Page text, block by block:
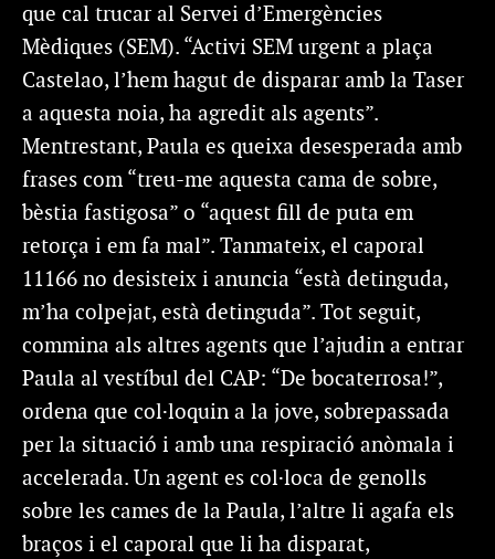
que cal trucar al Servei d’Emergències
Mèdiques (SEM). “Activi SEM urgent a plaça
Castelao, l’hem hagut de disparar amb la Taser
a aquesta noia, ha agredit als agents”.
Mentrestant, Paula es queixa desesperada amb
frases com “treu-me aquesta cama de sobre,
bèstia fastigosa” o “aquest fill de puta em
retorça i em fa mal”. Tanmateix, el caporal
11166 no desisteix i anuncia “està detinguda,
m’ha colpejat, està detinguda”. Tot seguit,
commina als altres agents que l’ajudin a entrar
Paula al vestíbul del CAP: “De bocaterrosa!”,
ordena que col·loquin a la jove, sobrepassada
per la situació i amb una respiració anòmala i
accelerada. Un agent es col·loca de genolls
sobre les cames de la Paula, l’altre li agafa els
braços i el caporal que li ha disparat,